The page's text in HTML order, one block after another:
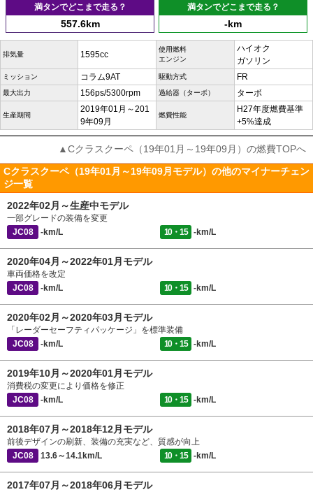
満タンでどこまで走る？
557.6km
満タンでどこまで走る？
-km
排気量 1595cc
使用燃料
エンジン
ハイオク
ガソリン
ミッション コラム9AT 駆動方式 FR
最大出力 156ps/5300rpm 過給器（ターボ） ターボ
生産期間
2019年01月～201
9年09月
燃費性能
H27年度燃費基準
+5%達成
▲Cクラスクーペ（19年01月～19年09月）の燃費TOPへ
Cクラスクーペ（19年01月～19年09月モデル）の他のマイナーチェン
ジ一覧
2022年02月～生産中モデル
一部グレードの装備を変更
JC08
-km/L 10・15 -km/L
2020年04月～2022年01月モデル
車両価格を改定
JC08
-km/L 10・15 -km/L
2020年02月～2020年03月モデル
「レーダーセーフティパッケージ」を標準装備
JC08
-km/L 10・15 -km/L
2019年10月～2020年01月モデル
消費税の変更により価格を修正
JC08
-km/L 10・15 -km/L
2018年07月～2018年12月モデル
前後デザインの刷新、装備の充実など、質感が向上
JC08
13.6～14.1km/L 10・15 -km/L
2017年07月～2018年06月モデル